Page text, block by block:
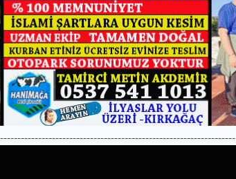
--------------------------------------------------------------------